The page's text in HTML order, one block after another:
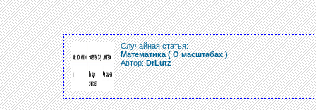
Случайная статья:
Математика ( О масштабах )
Автор:DrLutz